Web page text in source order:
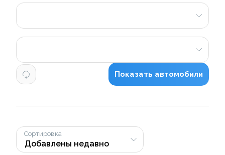
Показать автомобили
Сортировка